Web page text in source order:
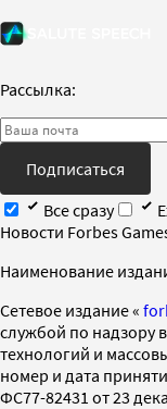
Рассылка:
Подписаться
Все сразу
Новости Forbes
Наименование
Cетевое издание «
службой по надзору
технологий и
номер и дата
ФС77-82431 от 23